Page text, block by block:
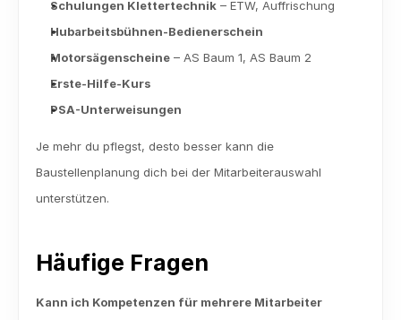
Schulungen Klettertechnik – ETW, Auffrischung
Hubarbeitsbühnen-Bedienerschein
Motorsägenscheine – AS Baum 1, AS Baum 2
Erste-Hilfe-Kurs
PSA-Unterweisungen
Je mehr du pflegst, desto besser kann die
Baustellenplanung dich bei der Mitarbeiterauswahl
unterstützen.
Häufige Fragen
Kann ich Kompetenzen für mehrere Mitarbeiter